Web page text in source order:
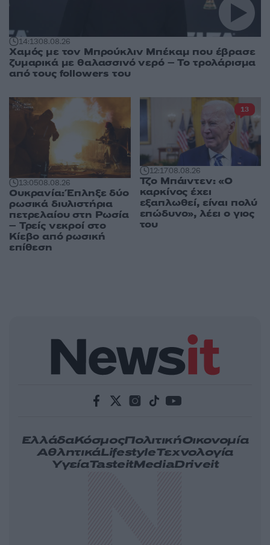
14:1308.08.26
Χαμός με τον Μπρούκλιν Μπέκαμ που έβρασε
ζυμαρικά με θαλασσινό νερό – Το τρολάρισμα
από τους followers του
13:0508.08.26
Ουκρανία: Έπληξε δύο
ρωσικά διυλιστήρια
πετρελαίου στη Ρωσία
– Τρείς νεκροί στο
Κίεβο από ρωσική
επίθεση
12:1708.08.26
Τζο Μπάιντεν: «Ο
καρκίνος έχει
εξαπλωθεί, είναι πολύ
επώδυνο», λέει ο γιος
του
13
ΕλλάδαΚόσμοςΠολιτικήΟικονομία
ΑθλητικάLifestyleΤεχνολογία
ΥγείαTasteitMediaDriveit